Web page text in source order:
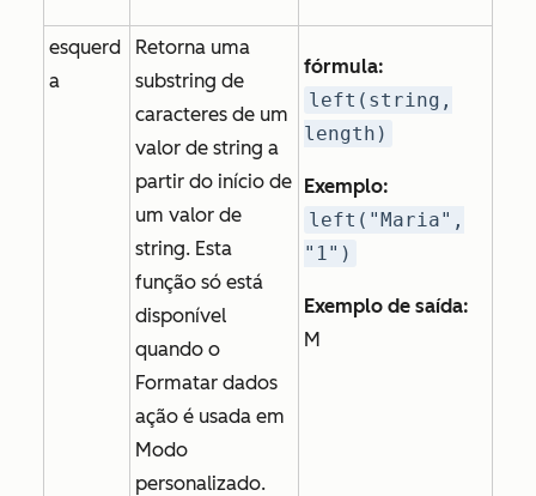
esquerd
a
Retorna uma
substring de
caracteres de um
valor de string a
partir do início de
um valor de
string. Esta
função só está
disponível
quando o
Formatar dados
ação é usada em
Modo
personalizado.
fórmula:
left(string,
length)
Exemplo:
left("Maria",
"1")
Exemplo de saída:
M